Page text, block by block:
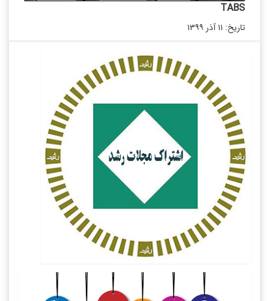
TABS
تاریخ: ۱۱ آذر ۱۳۹۹